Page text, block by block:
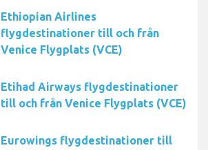
Ethiopian Airlines
flygdestinationer till och från
Venice Flygplats (VCE)
Etihad Airways flygdestinationer
till och från Venice Flygplats (VCE)
Eurowings flygdestinationer till